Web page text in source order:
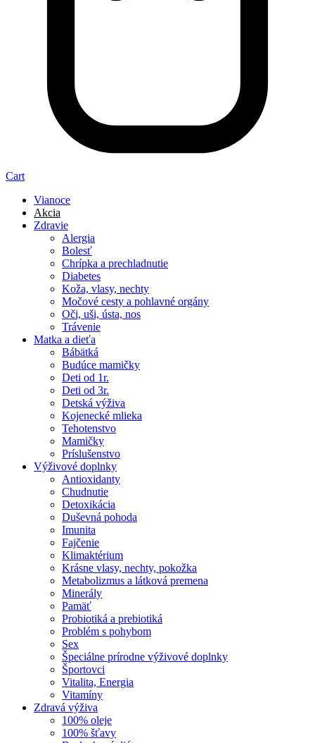
Cart
Vianoce
Akcia
Zdravie
Alergia
Bolesť
Chrípka a prechladnutie
Diabetes
Koža, vlasy, nechty
Močové cesty a pohlavné orgány
Oči, uši, ústa, nos
Trávenie
Matka a dieťa
Bábätká
Budúce mamičky
Deti od 1r.
Deti od 3r.
Detská výživa
Kojenecké mlieka
Tehotenstvo
Mamičky
Príslušenstvo
Výživové doplnky
Antioxidanty
Chudnutie
Detoxikácia
Duševná pohoda
Imunita
Fajčenie
Klimaktérium
Krásne vlasy, nechty, pokožka
Metabolizmus a látková premena
Minerály
Pamäť
Probiotiká a prebiotiká
Problém s pohybom
Sex
Špeciálne prírodne výživové doplnky
Športovci
Vitalita, Energia
Vitamíny
Zdravá výživa
100% oleje
100% šťavy